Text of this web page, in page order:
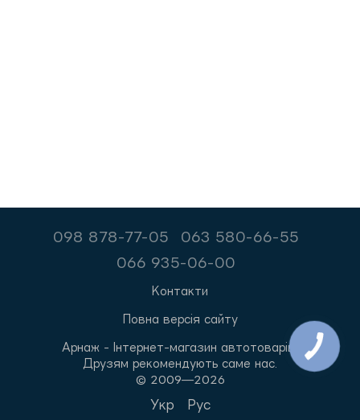
098 878-77-05
063 580-66-55
066 935-06-00
Контакти
Повна версія сайту
Арнаж - Інтернет-магазин автотоварів.
Друзям рекомендують саме нас.
© 2009—2026
Укр Рус